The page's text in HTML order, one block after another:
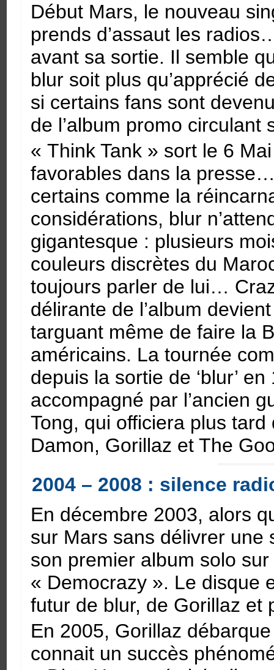
Début Mars, le nouveau
prends d’assaut les
avant sa sortie. Il semble
blur soit plus qu’apprécié
si certains fans sont
de l’album promo circulant
« Think Tank » sort le 6
favorables dans la
certains comme la
considérations, blur
gigantesque : plusieurs
couleurs discrètes du
toujours parler de lui…
délirante de l’album
targuant même de faire la
américains. La tournée
depuis la sortie de ‘blur’
accompagné par l’ancien
Tong, qui officiera plus
Damon, Gorillaz et The
2004 – 2008 : silence
En décembre 2003, alors
sur Mars sans délivrer une
son premier album solo
« Democrazy ». Le disque
futur de blur, de Gorillaz et
En 2005, Gorillaz
connait un succès